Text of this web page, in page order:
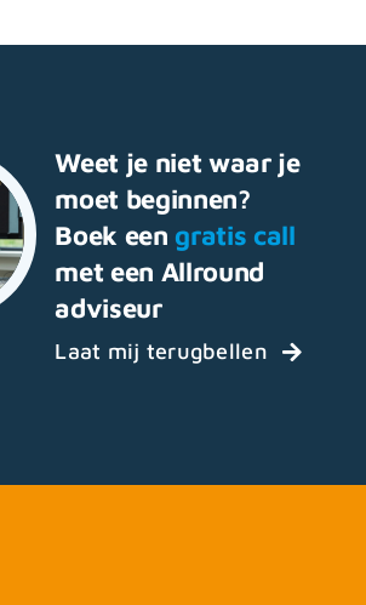
Weet je niet waar je
moet beginnen?
Boek een gratis call
met een Allround
adviseur
Laat mij terugbellen